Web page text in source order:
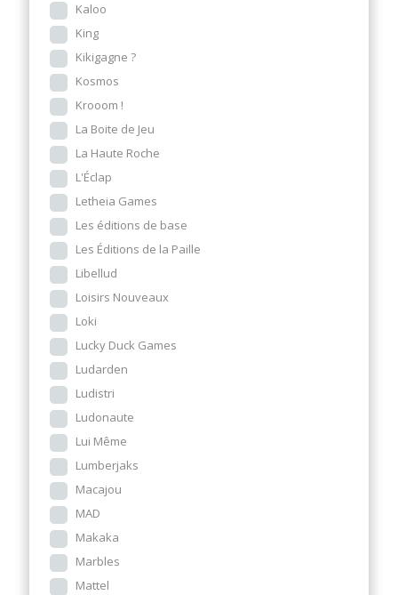
Kaloo
King
Kikigagne ?
Kosmos
Krooom !
La Boite de Jeu
La Haute Roche
L'Éclap
Letheia Games
Les éditions de base
Les Éditions de la Paille
Libellud
Loisirs Nouveaux
Loki
Lucky Duck Games
Ludarden
Ludistri
Ludonaute
Lui Même
Lumberjaks
Macajou
MAD
Makaka
Marbles
Mattel